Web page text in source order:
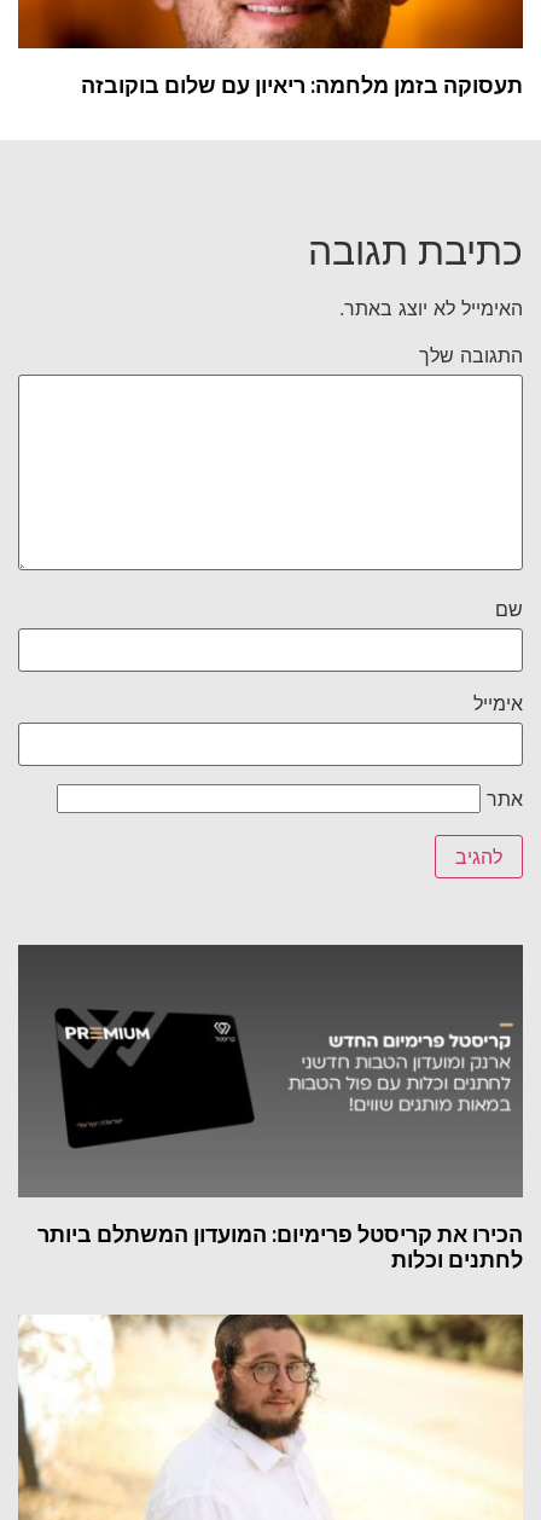
תעסוקה בזמן מלחמה: ריאיון עם שלום בוקובזה
כתיבת תגובה
האימייל לא יוצג באתר.
התגובה שלך
שם
אימייל
אתר
הכירו את קריסטל פרימיום: המועדון המשתלם ביותר
לחתנים וכלות